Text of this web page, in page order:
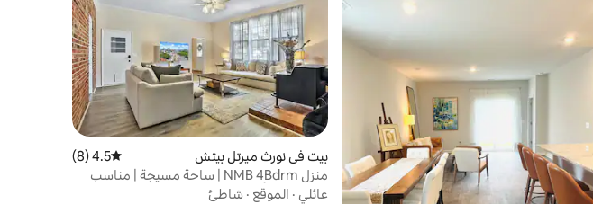
بيت في نورث ميرتل بيتش متوسط التقييم 4.5 من 5، 8 مراجعات
4.5 (8)
منزل NMB 4Bdrm | ساحة مسيجة | مناسب
للحيوانات الأليفة
عائلي · الموقع · شاطئ